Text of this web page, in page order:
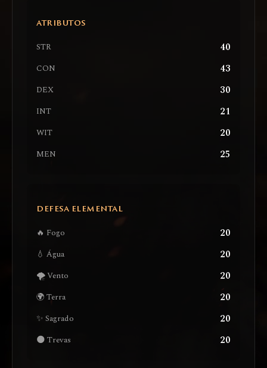
ATRIBUTOS
STR 40
CON 43
DEX 30
INT 21
WIT 20
MEN 25
DEFESA ELEMENTAL
🔥 Fogo 20
💧 Água 20
🌪️ Vento 20
🌍 Terra 20
✨ Sagrado 20
🌑 Trevas 20